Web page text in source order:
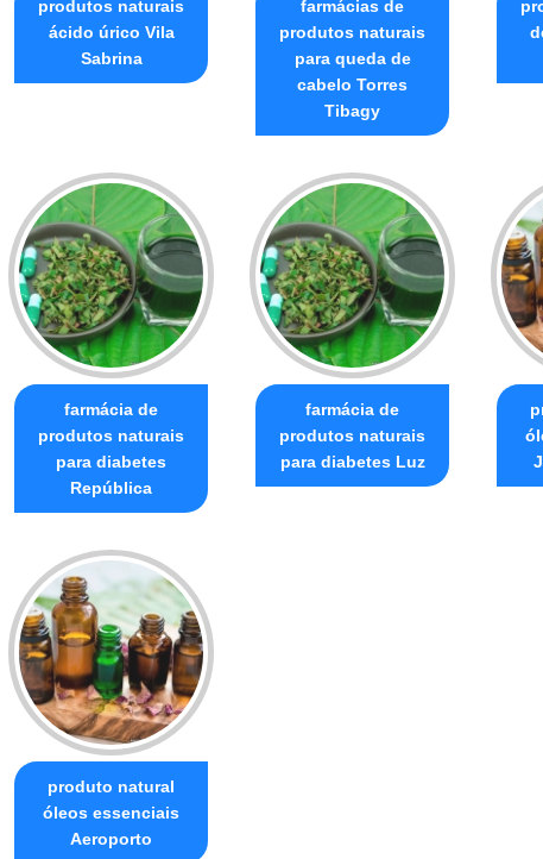
produtos naturais
ácido úrico Vila
Sabrina
farmácias de
produtos naturais
para queda de
cabelo Torres
Tibagy
farmácia de
produtos naturais
para diabetes
República
farmácia de
produtos naturais
para diabetes Luz
produto natural
óleos essenciais
Aeroporto